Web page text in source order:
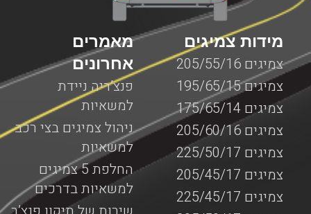
מאמרים
אחרונים
פנצ’ריה ניידת
למשאיות
ניהול צמיגים בצי רכב
למשאיות
החלפת 5 צמיגים
למשאיות בדרכים
מידות צמיגים
צמיגים 205/55/16
צמיגים 195/65/15
צמיגים 175/65/14
צמיגים 205/60/16
צמיגים 225/50/17
צמיגים 205/45/17
צמיגים 225/45/17